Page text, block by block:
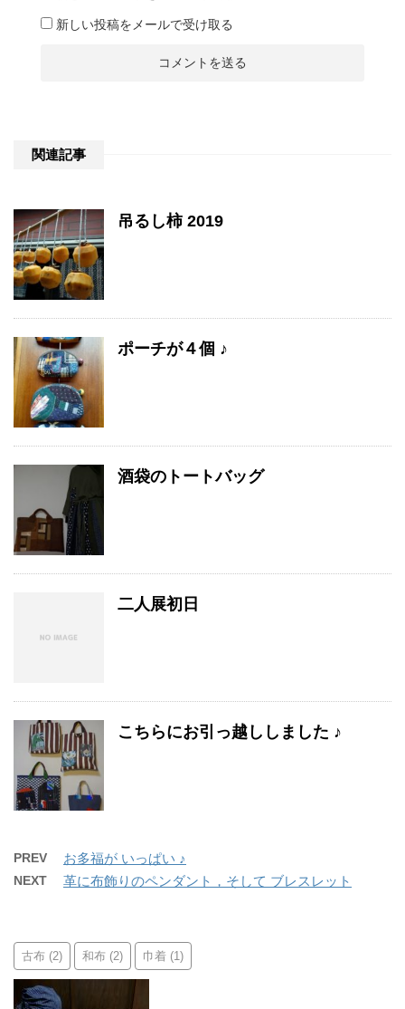
新しい投稿をメールで受け取る
関連記事
吊るし柿 2019
ポーチが４個 ♪
酒袋のトートバッグ
二人展初日
こちらにお引っ越ししました ♪
PREV お多福が いっぱい ♪
NEXT 革に布飾りのペンダント，そして ブレスレット
古布 (2) 和布 (2) 巾着 (1)